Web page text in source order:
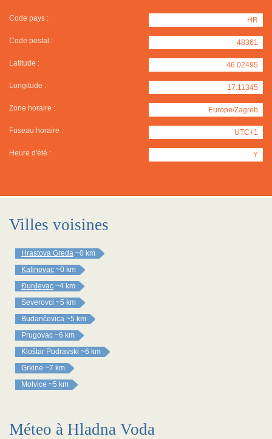
Code pays : HR
Code postal : 48361
Latitude : 46.02495
Longitude : 17.11345
Zone horaire : Europe/Zagreb
Fuseau horaire : UTC+1
Heure d'été : Y
Villes voisines
Hrastova Greda ~0 km
Kalinovac ~0 km
Đurđevac ~4 km
Severovci ~5 km
Budančevica ~5 km
Prugovac ~6 km
Kloštar Podravski ~6 km
Grkine ~7 km
Molvice ~5 km
Méteo à Hladna Voda